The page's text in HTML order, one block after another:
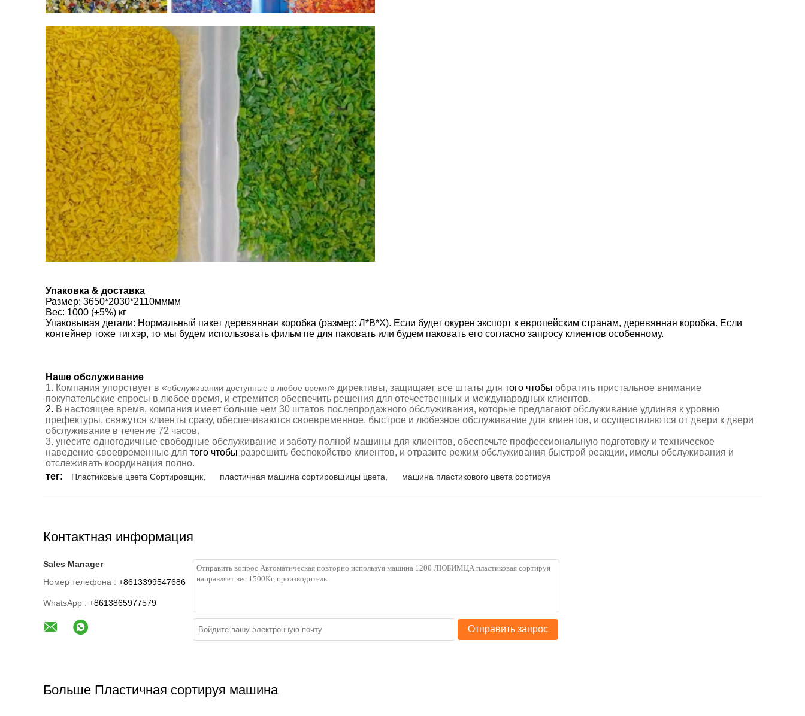
Упаковка & доставка
Размер: 3650*2030*2110мммм
Вес: 1000 (±5%) кг
Упаковывая детали: Нормальный пакет деревянная коробка (размер: Л*В*Х). Если будет окурен экспорт к европейским странам, деревянная коробка. Если
контейнер тоже тигхэр, то мы будем использовать фильм пе для паковать или будем паковать его согласно запросу клиентов особенному.
Наше обслуживание
1. Компания упорствует в «обслуживании доступные в любое время» директивы, защищает все штаты для того чтобы обратить пристальное внимание
покупательские спросы в любое время, и стремится обеспечить решения для отечественных и международных клиентов.
2. В настоящее время, компания имеет больше чем 30 штатов послепродажного обслуживания, которые предлагают обслуживание удлиняя к уровню
префектуры, свяжутся клиенты сразу, обеспечиваются своевременное, быстрое и любезное обслуживание для клиентов, и осуществляются от двери к двери
обслуживание в течение 72 часов.
3. унесите одногодичные свободные обслуживание и заботу полной машины для клиентов, обеспечьте профессиональную подготовку и техническое
наведение своевременные для того чтобы разрешить беспокойство клиентов, и отразите режим обслуживания быстрой реакции, имелы обслуживания и
отслеживать координация полно.
тег:
Пластиковые цвета Сортировщик пластичная машина сортировщицы цвета машина пластикового цвета сортируя
Контактная информация
Sales Manager
Номер телефона : +8613399547686
WhatsApp : +8613865977579
Отправить запрос
Больше Пластичная сортируя машина